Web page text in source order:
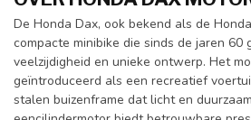
De Honda Dax, ook bekend als de
compacte minibike die sinds de jaren 60
veelzijdigheid en unieke ontwerp. Het
geïntroduceerd als een recreatief
stalen buizenframe dat licht en